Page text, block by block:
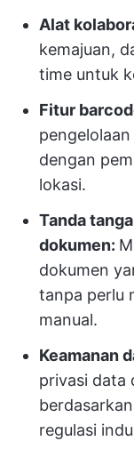
Alat
kemajuan,
time untuk
Fitur
dengan
lokasi.
Tanda
dokumen:
dokumen
tanpa perlu
manual.
Keamanan
privasi data
regulasi